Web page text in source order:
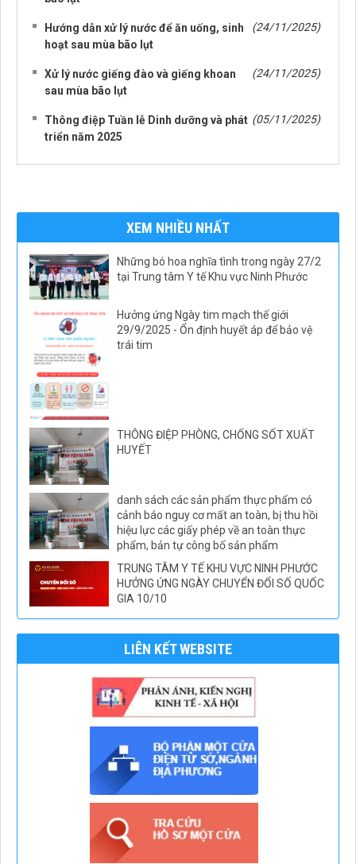
Hướng dẫn xử lý nước để ăn uống, sinh
hoạt sau mùa bão lụt
(24/11/2025)
Xử lý nước giếng đào và giếng khoan
sau mùa bão lụt
(24/11/2025)
Thông điệp Tuần lễ Dinh dưỡng và phát
triển năm 2025
(05/11/2025)
XEM NHIỀU NHẤT
Những bó hoa nghĩa tình trong ngày 27/2
tại Trung tâm Y tế Khu vực Ninh Phước
Hưởng ứng Ngày tim mạch thế giới
29/9/2025 - Ổn định huyết áp để bảo vệ
trái tim
THÔNG ĐIỆP PHÒNG, CHỐNG SỐT XUẤT
HUYẾT
danh sách các sản phẩm thực phẩm có
cảnh báo nguy cơ mất an toàn, bị thu hồi
hiệu lực các giấy phép về an toàn thực
phẩm, bản tự công bố sản phẩm
TRUNG TÂM Y TẾ KHU VỰC NINH PHƯỚC
HƯỞNG ỨNG NGÀY CHUYỂN ĐỔI SỐ QUỐC
GIA 10/10
LIÊN KẾT WEBSITE